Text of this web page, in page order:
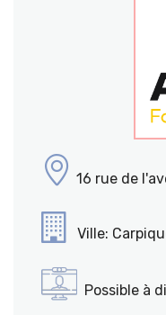
16 rue de
Ville:
Possible à